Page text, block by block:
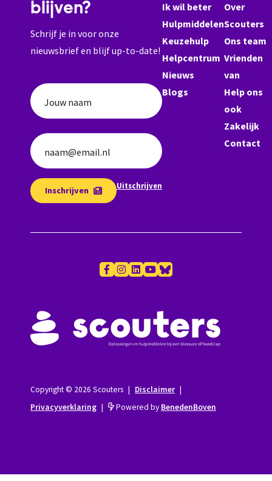
blijven?
Schrijf je in voor onze
nieuwsbrief en blijf up-to-date!
Jouw naam
naam@email.nl
Inschrijven Uitschrijven
Ik wil beter
Hulpmiddelen
Keuzehulp
Helpcentrum
Nieuws
Blogs
Over
Scouters
Ons team
Vrienden
van
Help ons
ook
Zakelijk
Contact
Copyright © 2026 Scouters | Disclaimer |
Privacyverklaring | Powered by BenedenBoven